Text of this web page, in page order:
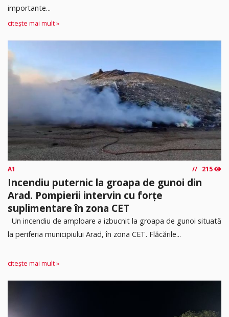
importante...
citește mai mult »
A1 215
Incendiu puternic la groapa de gunoi din
Arad. Pompierii intervin cu forțe
suplimentare în zona CET
Un incendiu de amploare a izbucnit la groapa de gunoi situată
la periferia municipiului Arad, în zona CET. Flăcările...
citește mai mult »